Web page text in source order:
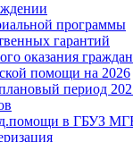
программы
гарантий
оказания
помощи на 2026
период
в ГБУЗ